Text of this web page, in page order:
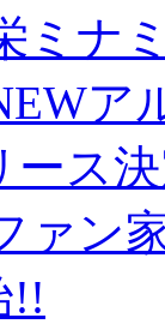
ミナ
ア
ース
ァン
!!